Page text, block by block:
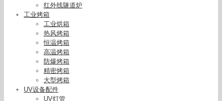
红外线隧道炉
工业烤箱
工业烘箱
热风烤箱
恒温烤箱
高温烤箱
防爆烤箱
精密烤箱
大型烤箱
UV设备配件
UV灯管